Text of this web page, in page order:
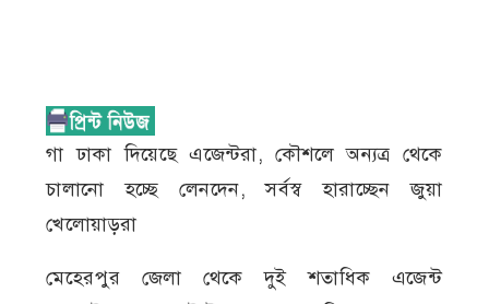
গা ঢাকা দিয়েছে এজেন্টরা, কৌশলে অন্যত্র থেকে
চালানো হচ্ছে লেনদেন, সর্বস্ব হারাচ্ছেন জুয়া
খেলোয়াড়রা
মেহেরপুর জেলা থেকে দুই শতাধিক এজেন্ট